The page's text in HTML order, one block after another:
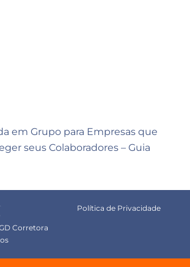
em Grupo para Empresas que
seus Colaboradores – Guia
Corretora
Política de Privacidade